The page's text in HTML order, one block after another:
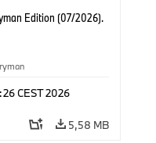
Edition (07/2026).
CEST 2026
5,58 MB